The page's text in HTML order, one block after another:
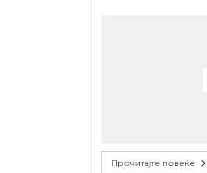
Прочитајте повеќе